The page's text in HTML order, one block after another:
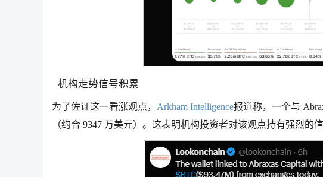
机构走势信号积累
为了佐证这一看涨观点， Arkham Intelligence报道称，一个与
（约合 9347 万美元）。这表明机构投资者对该观点持有强烈的信